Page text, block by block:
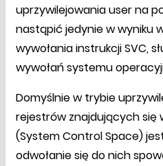
uprzywilejowania user na
nastąpić jedynie w wyniku
wywołania instrukcji SVC,
wywołań systemu
Domyślnie w trybie
rejestrów znajdujących się
(System Control Space)
odwołanie się do nich